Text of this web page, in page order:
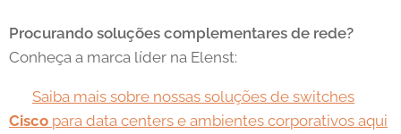
Procurando soluções complementares de rede?
Conheça a marca líder na Elenst:
Saiba mais sobre nossas soluções de switches
Cisco para data centers e ambientes corporativos aqui